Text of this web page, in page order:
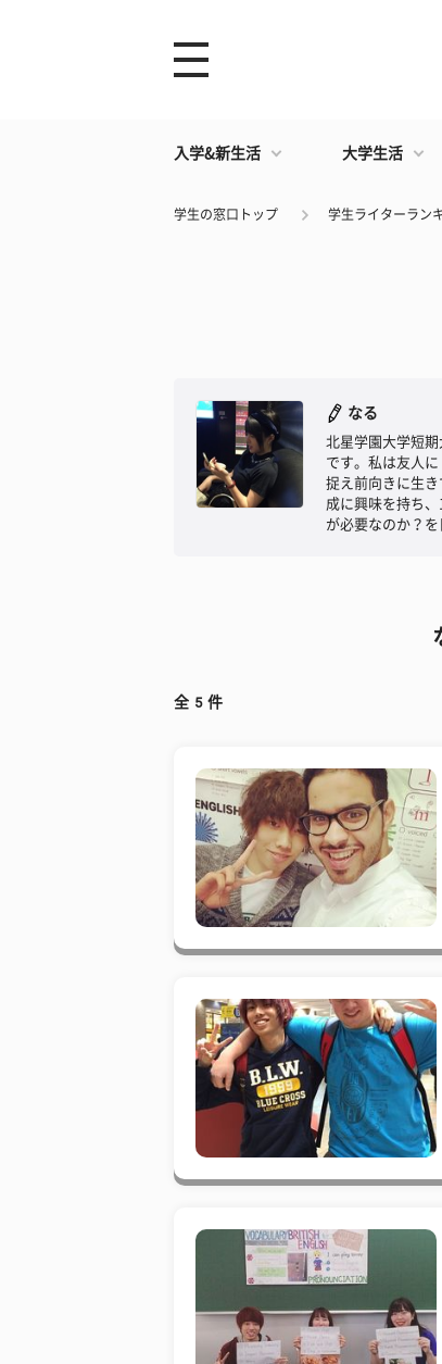
入学&新生活 大学生活
学生の窓口トップ 学生ライターラン
なる
北星学園大学短
です。私は友人
捉え前向きに生
成に興味を持ち
が必要なのか？を
全 5 件